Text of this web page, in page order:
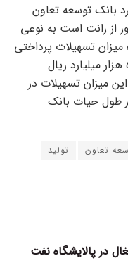
بانک توسعه تعاون
از رانت است به نوعی
تسهیلات پرداختی
بانک توسعه تعاون در سال جاری به ۵۰۰ هزار میلیارد ریال
اینکه ۷۰ درصد این میزان تسهیلات در
طول حیات بانک
تعاون
تولید
در پالایشگاه نفت